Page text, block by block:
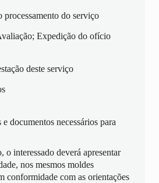
processamento do serviço
Expedição do ofício
deste serviço
documentos necessários para
interessado deverá apresentar
nos mesmos moldes
conformidade com as orientações